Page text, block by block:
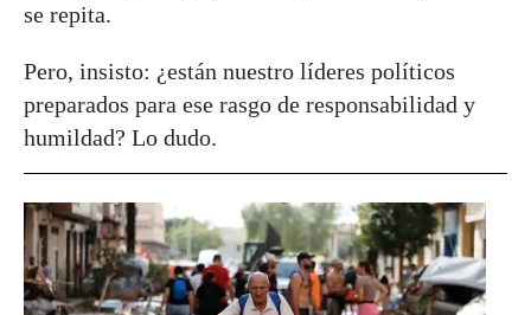
se repita.
Pero, insisto: ¿están nuestro líderes políticos
preparados para ese rasgo de responsabilidad y
humildad? Lo dudo.